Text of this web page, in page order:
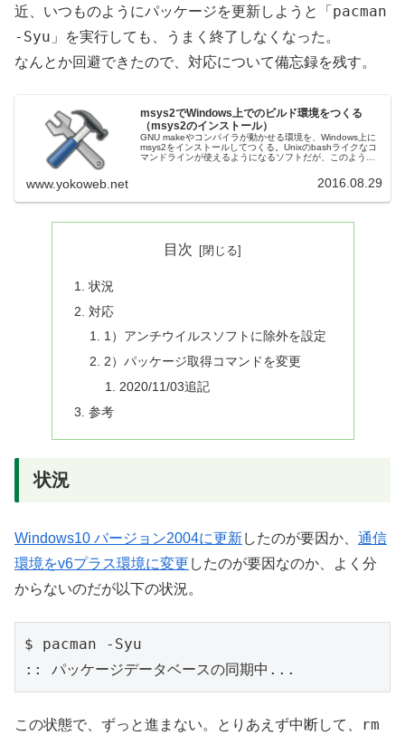
近、いつものようにパッケージを更新しようと「 pacman
-Syu 」を実行しても、うまく終了しなくなった。
なんとか回避できたので、対応について備忘録を残す。
msys2でWindows上でのビルド環境をつくる
（msys2のインストール）
GNU makeやコンパイラが動かせる環境を、Windows上に
msys2をインストールしてつくる。Unixのbashライクなコ
マンドラインが使えるようになるソフトだが、このような
www.yokoweb.net 2016.08.29
目次
状況
対応
1）アンチウイルスソフトに除外を設定
2）パッケージ取得コマンドを変更
2020/11/03追記
参考
状況
Windows10 バージョン2004に更新したのが要因か、 通信
環境をv6プラス環境に変更 したのが要因なのか、よく分
からないのだが以下の状況。
$ pacman -Syu
この状態で、ずっと進まない。とりあえず中断して、
rm